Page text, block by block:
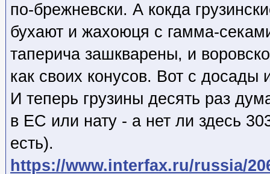
по-брежневски. А кокда
бухают и жахоюця с гамма-
таперича зашкварены, и
как своих конусов. Вот с досады
И теперь грузины десять раз
в ЕС или нату - а нет ли здесь
есть).
https://www.interfax.ru/russia/